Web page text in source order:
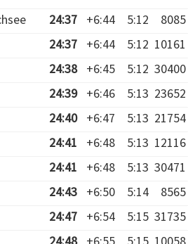
24:37 +6:44 5:12 8085
24:37 +6:44 5:12 10161
24:38 +6:45 5:12 30400
24:39 +6:46 5:13 23652
24:40 +6:47 5:13 21754
24:41 +6:48 5:13 12116
24:41 +6:48 5:13 30471
24:43 +6:50 5:14 8565
24:47 +6:54 5:15 31735